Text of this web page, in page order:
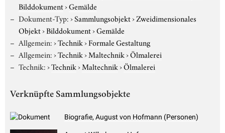
Bilddokument›Gemälde
Dokument-Typ:›Sammlungsobjekt›Zweidimensionales
Objekt›Bilddokument›Gemälde
Allgemein:›Technik›Formale Gestaltung
Allgemein:›Technik›Maltechnik›Ölmalerei
Technik:›Technik›Maltechnik›Ölmalerei
Verknüpfte Sammlungsobjekte
Biografie, August von Hofmann (Personen)